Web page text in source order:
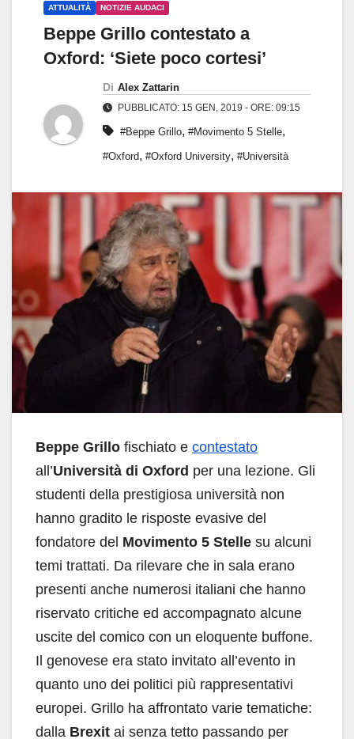
ATTUALITÀ NOTIZIE AUDACI
Beppe Grillo contestato a
Oxford: ‘Siete poco cortesi’
Di Alex Zattarin
PUBBLICATO: 15 GEN, 2019 - ORE: 09:15
#Beppe Grillo, #Movimento 5 Stelle,
#Oxford, #Oxford University, #Università
Beppe Grillo fischiato e contestato
all’Università di Oxford per una lezione. Gli
studenti della prestigiosa università non
hanno gradito le risposte evasive del
fondatore del Movimento 5 Stelle su alcuni
temi trattati. Da rilevare che in sala erano
presenti anche numerosi italiani che hanno
riservato critiche ed accompagnato alcune
uscite del comico con un eloquente buffone.
Il genovese era stato invitato all’evento in
quanto uno dei politici più rappresentativi
europei. Grillo ha affrontato varie tematiche:
dalla Brexit ai senza tetto passando per